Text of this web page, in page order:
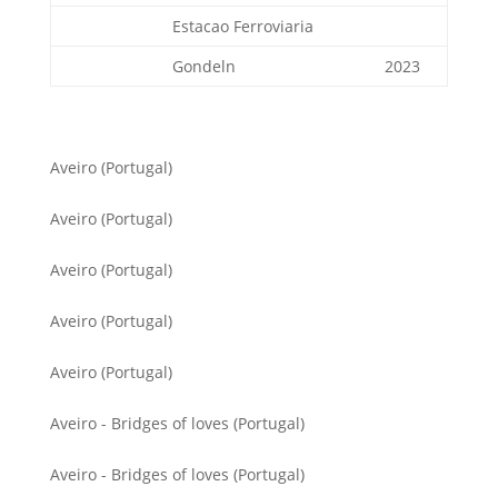
Estacao Ferroviaria
Gondeln
2023
Aveiro (Portugal)
Aveiro (Portugal)
Aveiro (Portugal)
Aveiro (Portugal)
Aveiro (Portugal)
Aveiro - Bridges of loves (Portugal)
Aveiro - Bridges of loves (Portugal)